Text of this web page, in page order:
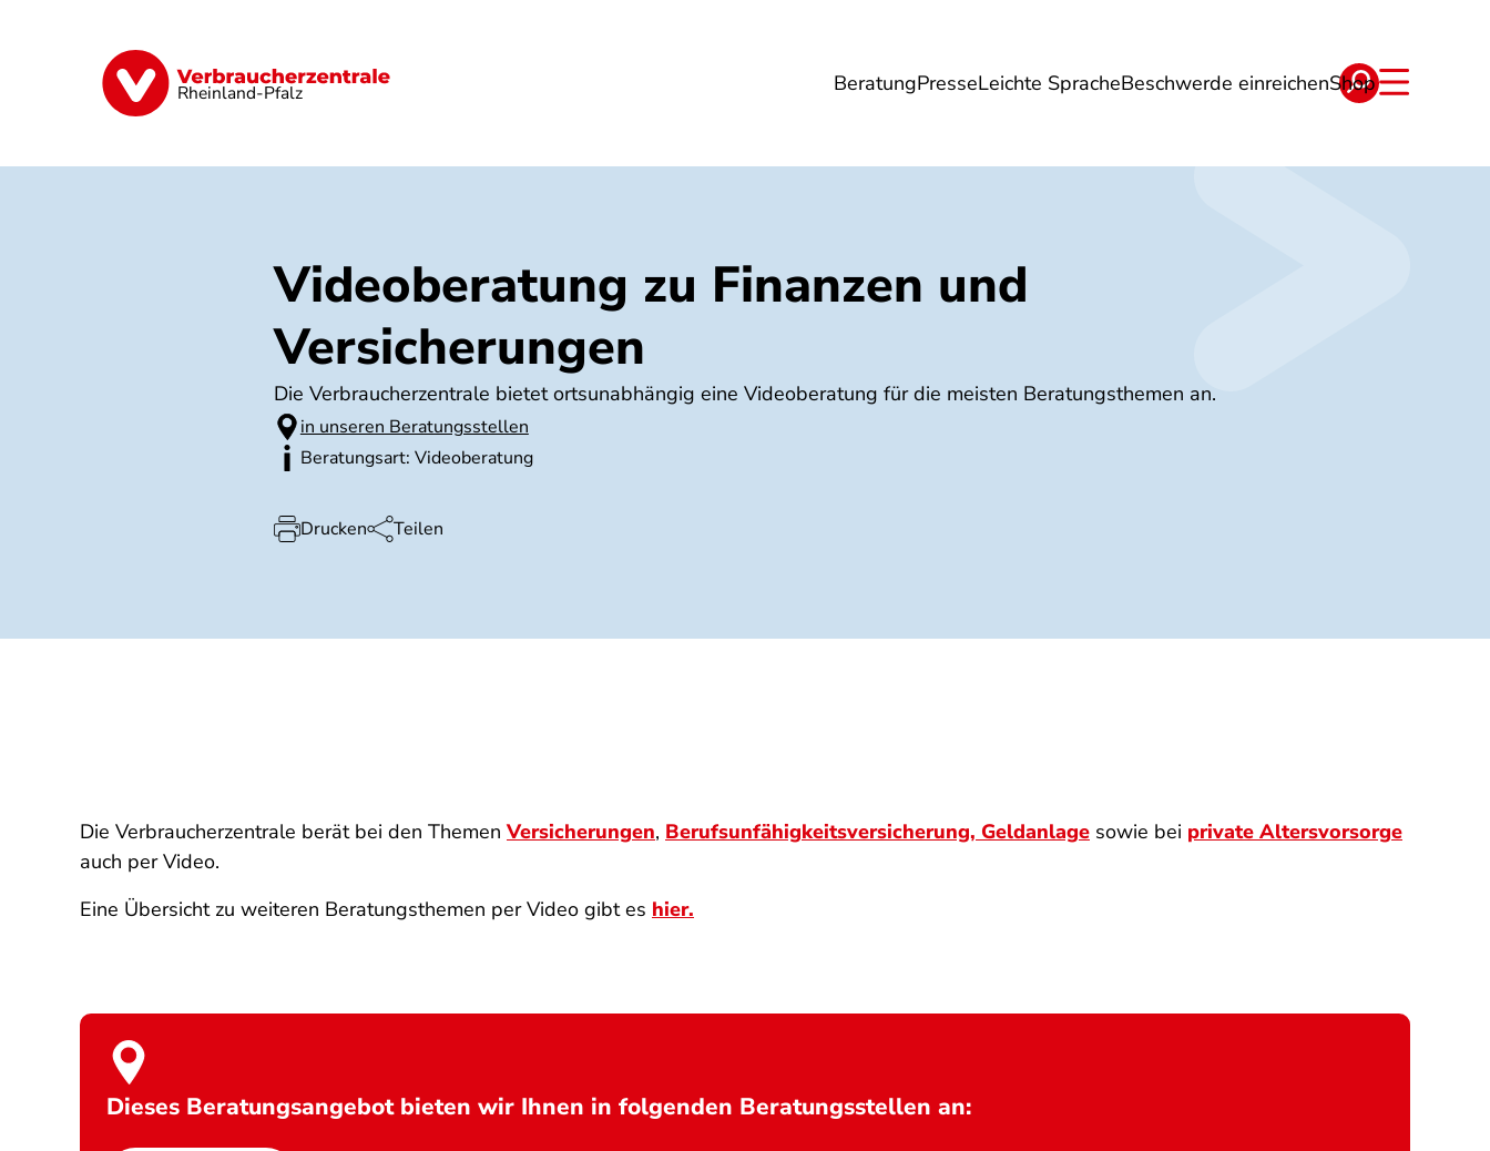
Rheinland-Pfalz BeratungPresseLeichte SpracheBeschwerde einreichenShop
Digitales Finanzen & Versicherung Gesundheit & Pflege Energie Reise Verträge
Videoberatung zu Finanzen und
Versicherungen
Die Verbraucherzentrale bietet ortsunabhängig eine Videoberatung für die meisten Beratungsthemen an.
in unseren Beratungsstellen
Beratungsart: Videoberatung
Drucken Teilen
Die Verbraucherzentrale berät bei den ThemenVersicherungen, Berufsunfähigkeitsversicherung, Geldanlage sowie bei private Altersvorsorge
auch per Video.
Eine Übersicht zu weiteren Beratungsthemen per Video gibt es hier.
Dieses Beratungsangebot bieten wir Ihnen in folgenden Beratungsstellen an: